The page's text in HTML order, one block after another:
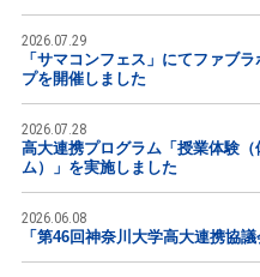
2026.07.29
「サマコンフェス」にてファブ
プを開催しました
2026.07.28
高大連携プログラム「授業体験
ム）」を実施しました
2026.06.08
「第46回神奈川大学高大連携協